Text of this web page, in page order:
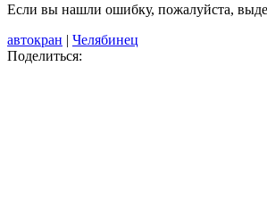
Если вы нашли ошибку, пожалуйста,
автокран | Челябинец
Поделиться: